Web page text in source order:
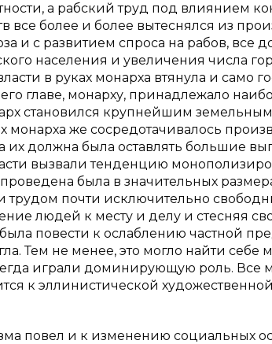
а рабский труд под влиянием
все более и более вытеснялся из
и с развитием спроса на рабов, все
населения и увеличения числа
в руках монарха втянула и само
главе, монарху, принадлежало
становился крупнейшим
же сосредотачивалось
их должна была оставлять большие
вызвали тенденцию
была в значительных
трудом почти исключительно
людей к месту и делу и стесняя
повести к ослаблению частной
Тем не менее, это могло найти себе
играли доминирующую роль. Все
к эллинистической
повел и к изменению социальных